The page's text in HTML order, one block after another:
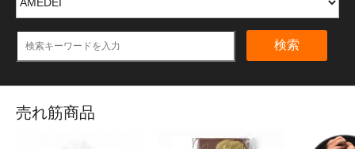
検索
売れ筋商品